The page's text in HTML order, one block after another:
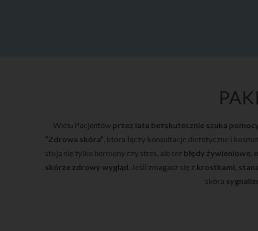
Wielu Pacjentów przez lata bezskutecznie szuka
“Zdrowa skóra” , która łączy konsultacje dietetyczne i
stoją nie tylko hormony czy stres, ale też błędy żywieniowe,
skórze zdrowy wygląd. Jeśli zmagasz się z krostkami,
skóra